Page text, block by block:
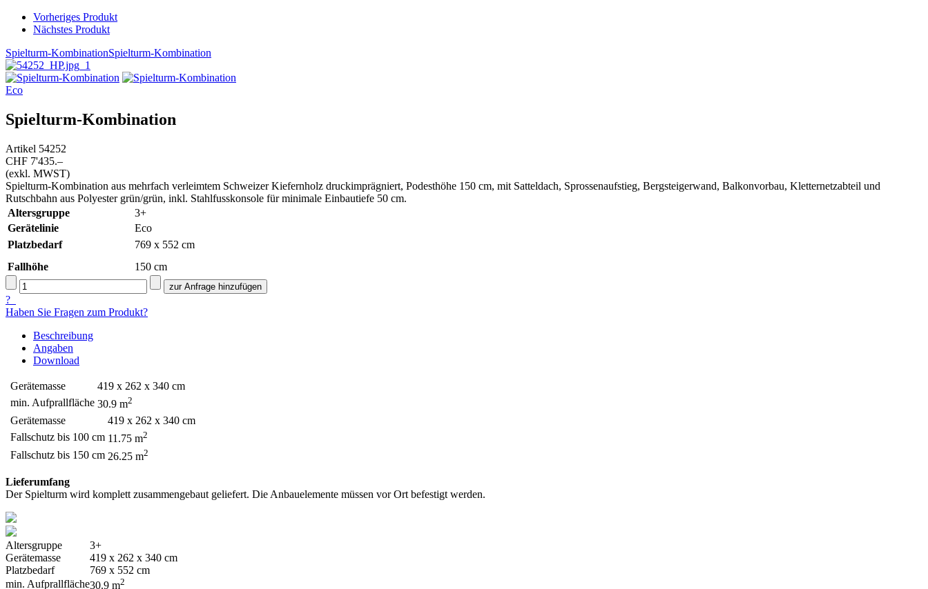
Vorheriges Produkt
Nächstes Produkt
Spielturm-KombinationSpielturm-Kombination
Eco
Spielturm-Kombination
Artikel 54252
CHF 7'435.–
(exkl. MWST)
Spielturm-Kombination aus mehrfach verleimtem Schweizer Kiefernholz druckimprägniert, Podesthöhe 150 cm, mit Satteldach, Sprossenaufstieg, Bergsteigerwand, Balkonvorbau, Kletternetzabteil und
Rutschbahn aus Polyester grün/grün, inkl. Stahlfusskonsole für minimale Einbautiefe 50 cm.
Altersgruppe
3+
Gerätelinie
Eco
Platzbedarf
769 x 552 cm
Fallhöhe
150 cm
?
Haben Sie Fragen zum Produkt?
Beschreibung
Angaben
Download
Gerätemasse
419 x 262 x 340 cm
min. Aufprallfläche 30.9 m2
Gerätemasse
419 x 262 x 340 cm
Fallschutz bis 100 cm 11.75 m2
Fallschutz bis 150 cm 26.25 m2
Lieferumfang
Der Spielturm wird komplett zusammengebaut geliefert. Die Anbauelemente müssen vor Ort befestigt werden.
Altersgruppe
3+
Gerätemasse
419 x 262 x 340 cm
Platzbedarf
769 x 552 cm
min. Aufprallfläche30.9 m2